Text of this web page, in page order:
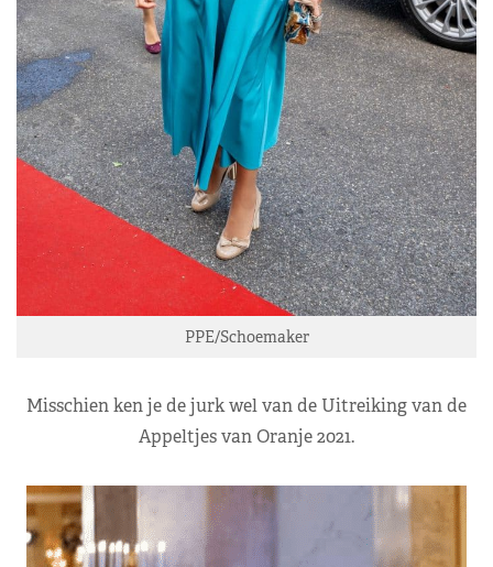
PPE/Schoemaker
Misschien ken je de jurk wel van de Uitreiking van de
Appeltjes van Oranje 2021.